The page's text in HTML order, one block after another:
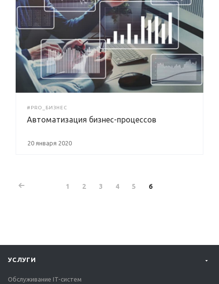
#PRO_БИЗНЕС
Автоматизация бизнес-процессов
20 января 2020
1 2 3 4 5 6
УСЛУГИ
Обслуживание IT-систем